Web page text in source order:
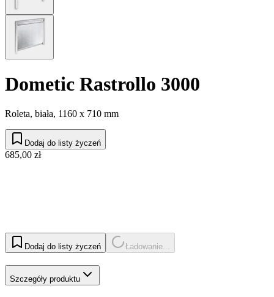
Dometic Rastrollo 3000
Roleta, biała, 1160 x 710 mm
Dodaj do listy życzeń
685,00 zł
Dodaj do listy życzeń Ładowanie...
Szczegóły produktu